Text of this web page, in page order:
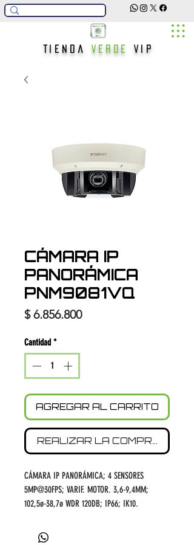
TiendaVerde Vip
CÁMARA IP
PANORÁMICA
PNM9081VQ
$ 6.856.800Precio
Cantidad *
AGREGAR AL CARRITO
REALIZAR LA COMPRA
CÁMARA IP PANORÁMICA; 4 SENSORES
5MP@30FPS; VARIF. MOTOR. 3,6-9,4MM;
102,5ø-38,7ø WDR 120DB; IP66; IK10.